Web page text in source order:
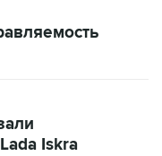
Iskra